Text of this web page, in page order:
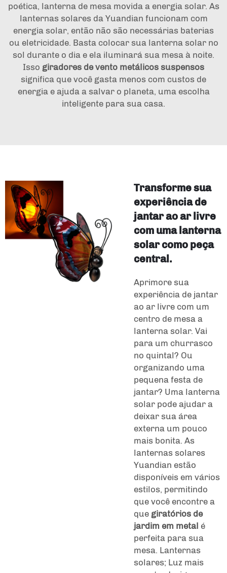
poética, lanterna de mesa movida a energia solar. As
lanternas solares da Yuandian funcionam com
energia solar, então não são necessárias baterias
ou eletricidade. Basta colocar sua lanterna solar no
sol durante o dia e ela iluminará sua mesa à noite.
Isso giradores de vento metálicos suspensos
significa que você gasta menos com custos de
energia e ajuda a salvar o planeta, uma escolha
inteligente para sua casa.
Transforme sua
experiência de
jantar ao ar livre
com uma lanterna
solar como peça
central.
Aprimore sua
experiência de jantar
ao ar livre com um
centro de mesa a
lanterna solar. Vai
para um churrasco
no quintal? Ou
organizando uma
pequena festa de
jantar? Uma lanterna
solar pode ajudar a
deixar sua área
externa um pouco
mais bonita. As
lanternas solares
Yuandian estão
disponíveis em vários
estilos, permitindo
que você encontre a
que giratórios de
jardim em metal é
perfeita para sua
mesa. Lanternas
solares; Luz mais